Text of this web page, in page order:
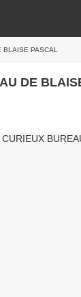
BLAISE PASCAL
DE